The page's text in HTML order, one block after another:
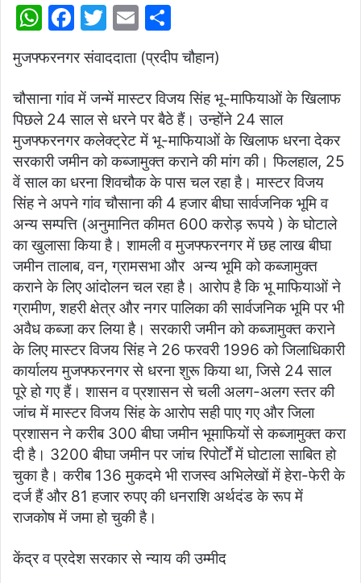
W
at
s
A
p
p
F
c
e
b
o
o
k
T
itt
er
E
m
ai
l
ar
e
मुजफ्फरनगर संवाददाता (प्रदीप चौहान)
चौसाना गांव में जन्में मास्टर विजय सिंह भू-माफियाओं के खिलाफ
पिछले 24 साल से धरने पर बैठे हैं। उन्होंने 24 साल
मुजफ्फरनगर कलेक्ट्रेट में भू-माफियाओं के खिलाफ धरना देकर
सरकारी जमीन को कब्जामुक्त कराने की मांग की। फिलहाल, 25
वें साल का धरना शिवचौक के पास चल रहा है। मास्टर विजय
सिंह ने अपने गांव चौसाना की 4 हजार बीघा सार्वजनिक भूमि व
अन्य सम्पत्ति (अनुमानित कीमत 600 करोड़ रूपये ) के घोटाले
का खुलासा किया है। शामली व मुजफ्फरनगर में छह लाख बीघा
जमीन तालाब, वन, ग्रामसभा और अन्य भूमि को कब्जामुक्त
कराने के लिए आंदोलन चल रहा है। आरोप है कि भू माफियाओं ने
ग्रामीण, शहरी क्षेत्र और नगर पालिका की सार्वजनिक भूमि पर भी
अवैध कब्जा कर लिया है। सरकारी जमीन को कब्जामुक्त कराने
के लिए मास्टर विजय सिंह ने 26 फरवरी 1996 को जिलाधिकारी
कार्यालय मुजफ्फरनगर से धरना शुरू किया था, जिसे 24 साल
पूरे हो गए हैं। शासन व प्रशासन से चली अलग-अलग स्तर की
जांच में मास्टर विजय सिंह के आरोप सही पाए गए और जिला
प्रशासन ने करीब 300 बीघा जमीन भूमाफियों से कब्जामुक्त करा
दी है। 3200 बीघा जमीन पर जांच रिपोर्टों में घोटाला साबित हो
चुका है। करीब 136 मुकदमे भी राजस्व अभिलेखों में हेरा-फेरी के
दर्ज हैं और 81 हजार रुपए की धनराशि अर्थदंड के रूप में
राजकोष में जमा हो चुकी है।
केंद्र व प्रदेश सरकार से न्याय की उम्मीद